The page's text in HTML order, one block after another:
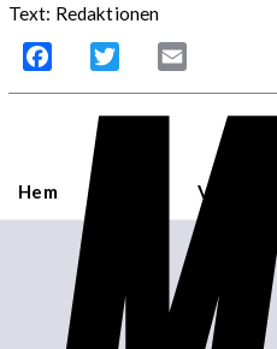
Text: Redaktionen
Facebook Twitter
Hem Världen